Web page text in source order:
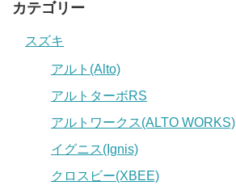
カテゴリー
スズキ
アルト(Alto)
アルトターボRS
アルトワークス(ALTO WORKS)
イグニス(Ignis)
クロスビー(XBEE)